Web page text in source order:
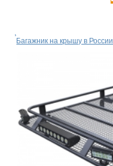
Багажник на крышу в России